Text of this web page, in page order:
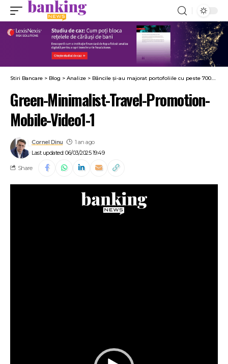
Stiri Bancare > Blog > Analize > Băncile și-au majorat portofoliile cu peste 700.000 de clienți noi în 2024. Performerele au fost Banca Transilvania, ING Bank și Raiffeisen Bank. Cum arată acum topul băncilor după numărul de clienți
Green-Minimalist-Travel-Promotion-
Mobile-Video1-1
Last updated: 06/03/2025 19:49
Cornel Dinu 1 an ago
Share